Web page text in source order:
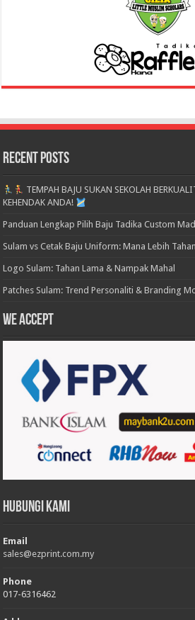
Recent Posts
TEMPAH BAJU SUKAN SEKOLAH
KEHENDAK ANDA!
Panduan Lengkap Pilih Baju Tadika Custom
Sulam vs Cetak Baju Uniform: Mana Lebih
Logo Sulam: Tahan Lama & Nampak Mahal
Patches Sulam: Trend Personaliti & Branding
We accept
Hubungi Kami
Email
sales@ezprint.com.my
Phone
017-6316462